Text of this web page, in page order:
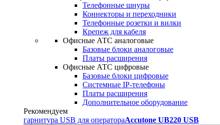
Телефонные шнуры
Коннекторы и переходники
Телефонные розетки и вилки
Крепеж для кабеля
Офисные АТС аналоговые
Базовые блоки аналоговые
Платы расширения
Офисные АТС цифровые
Базовые блоки цифровые
Системные IP-телефоны
Платы расширения
Дополнительное оборудование
Рекомендуем
гарнитура USB для оператораAccutone UB220 USB